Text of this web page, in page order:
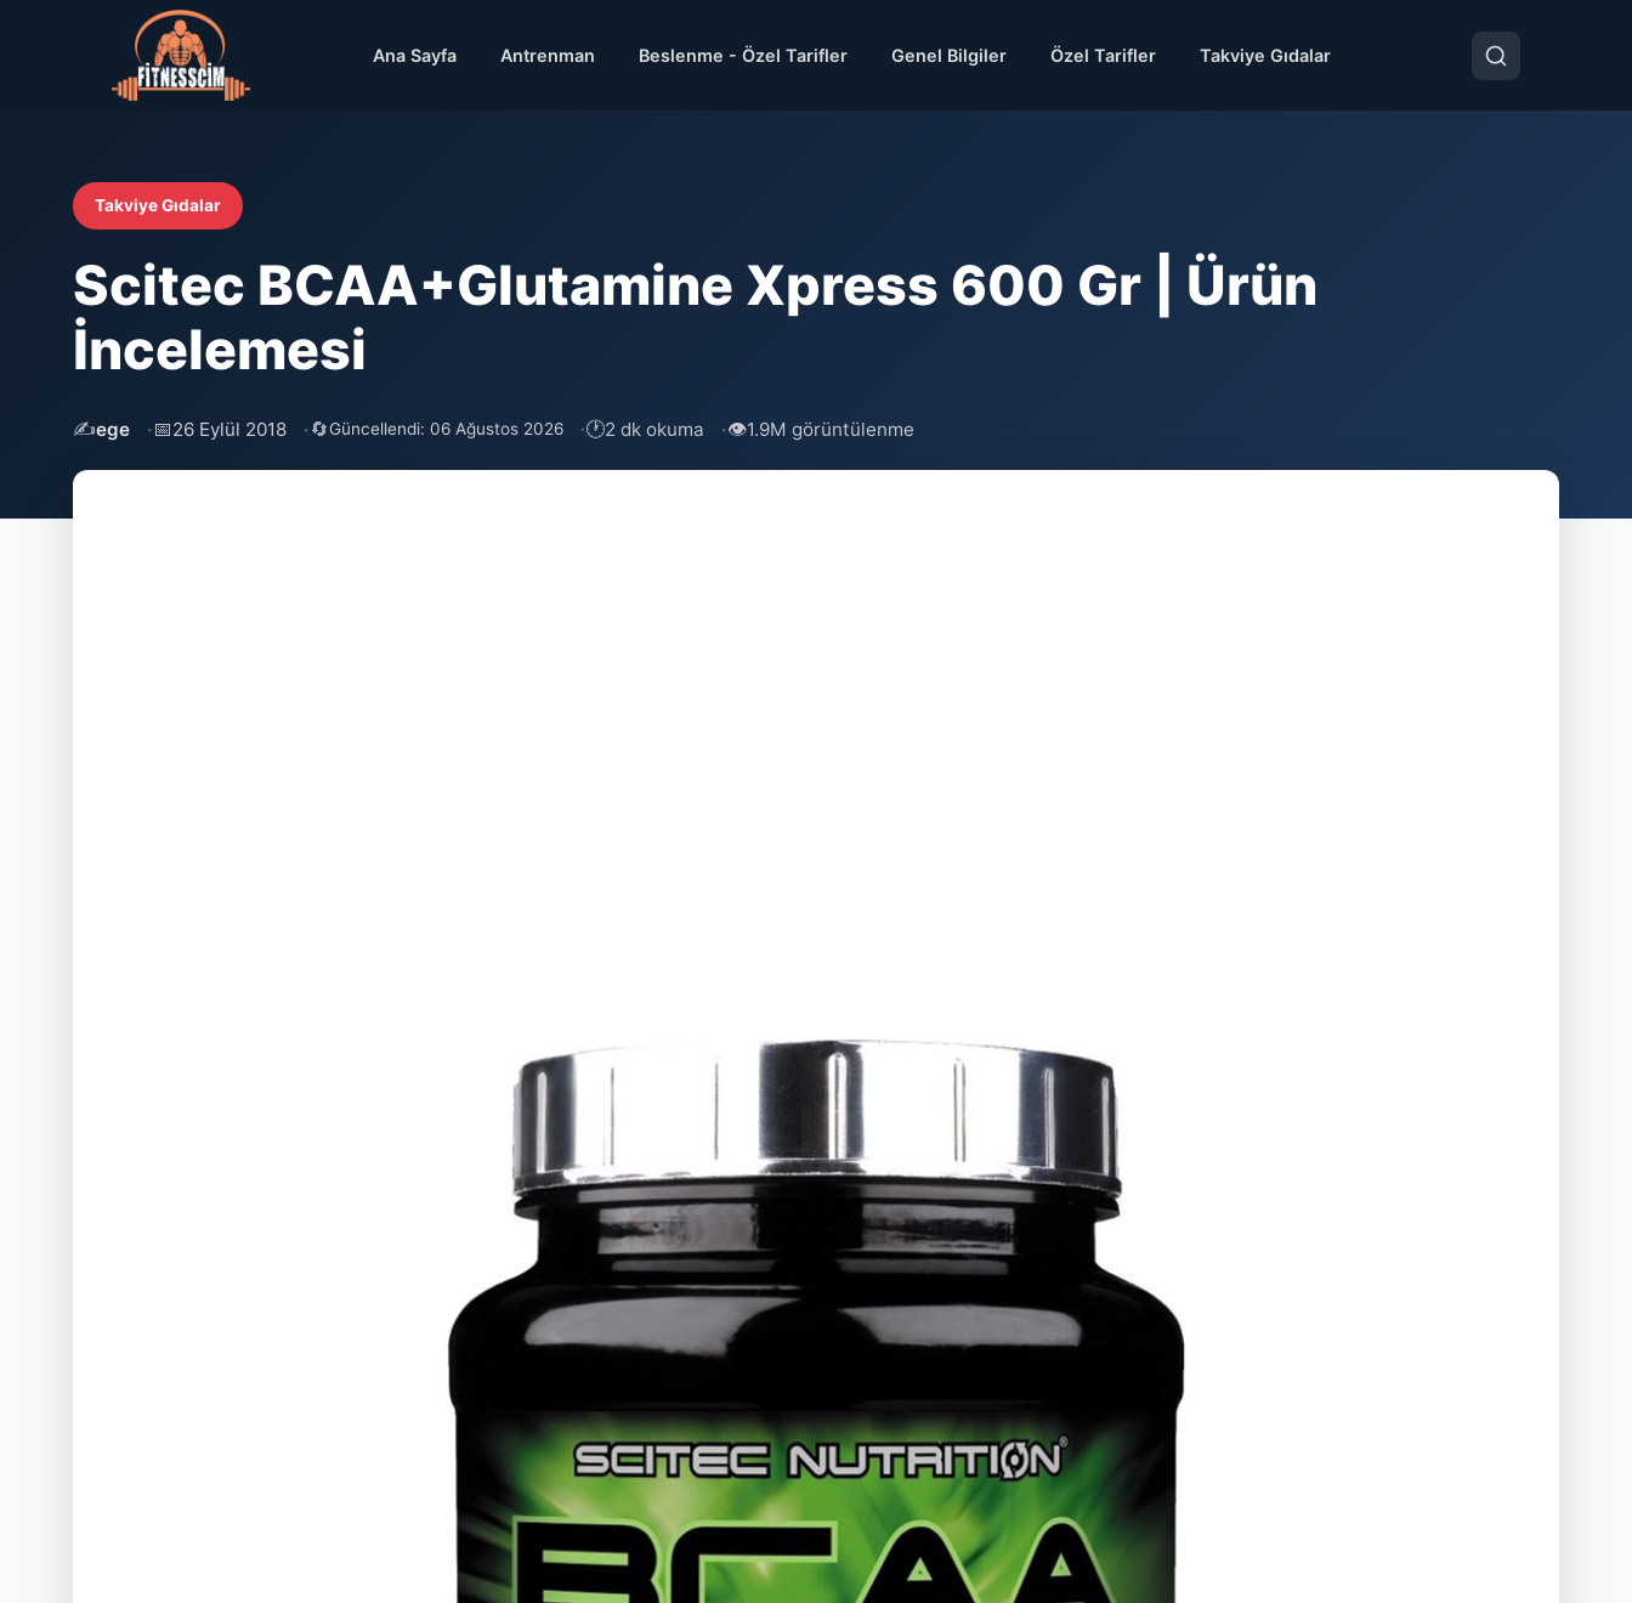
Ana Sayfa Antrenman Beslenme - Özel Tarifler Genel Bilgiler Özel Tarifler Takviye Gıdalar
Takviye Gıdalar
Scitec BCAA+Glutamine Xpress 600 Gr | Ürün
İncelemesi
✍️ege 📅26 Eylül 2018 🔄Güncellendi: 06 Ağustos 2026 🕐2 dk okuma 👁1.9M görüntülenme